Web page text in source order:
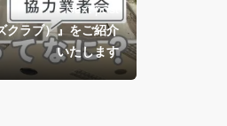
Next post
クラブ）』をご紹介
いたします